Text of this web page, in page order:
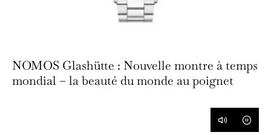
NOMOS Glashütte : Nouvelle montre à temps
mondial – la beauté du monde au poignet